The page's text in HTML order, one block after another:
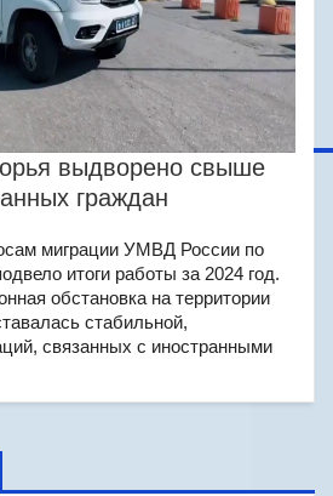
выдворено свыше
граждан
миграции УМВД России по
итоги работы за 2024 год.
обстановка на территории
стабильной,
связанных с иностранными